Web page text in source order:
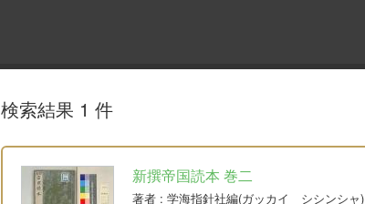
検索結果 1 件
新撰帝国読本 巻二
著者: 学海指針社編(ガッカイ シシンシャ)